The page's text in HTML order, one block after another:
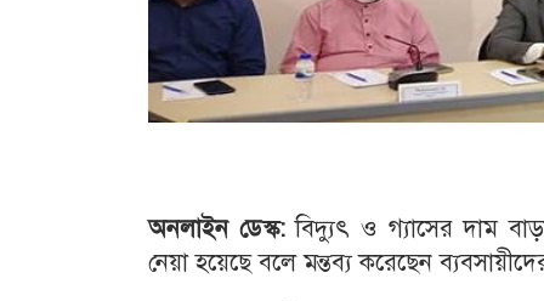
অনলাইন ডেস্ক:বিদ্যুৎ ও গ্যাসের দাম
নেয়া হয়েছে বলে মন্তব্য করেছেন